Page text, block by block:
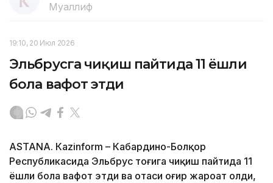
Муаллиф
19:10, 20 Июл 2026
Эльбрусга чиқиш пайтида 11 ёшли
бола вафот этди
ASTANА. Кazinform – Кабардино-Болқор
Республикасида Эльбрус тоғига чиқиш пайтида 11
ёшли бола вафот этди ва отаси оғир жароҳат олди,